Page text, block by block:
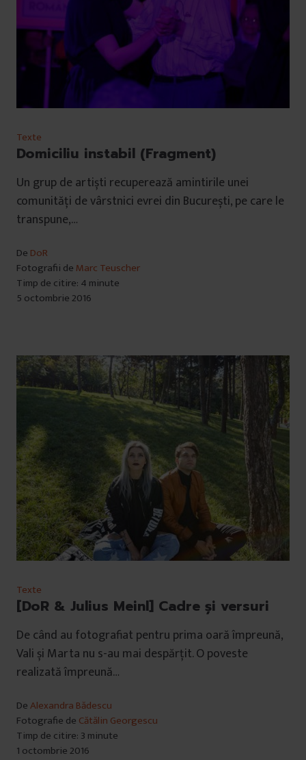
Texte
Domiciliu instabil (Fragment)
Un grup de artiști recuperează amintirile unei
comunități de vârstnici evrei din București, pe care le
transpune,…
De DoR
Fotografii de Marc Teuscher
Timp de citire: 4 minute
5 octombrie 2016
Texte
[DoR & Julius Meinl] Cadre și versuri
De când au fotografiat pentru prima oară împreună,
Vali și Marta nu s-au mai despărțit. O poveste
realizată împreună…
DeAlexandra Bădescu
Fotografie de Cătălin Georgescu
Timp de citire: 3 minute
1 octombrie 2016